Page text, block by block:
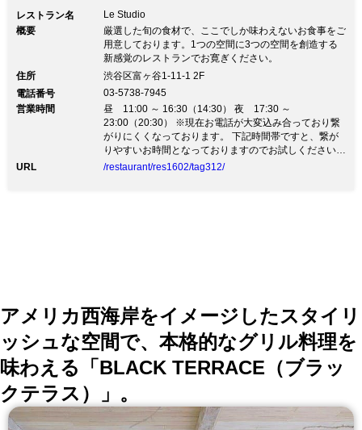
はお持ち帰りが出来ませんので予めご了
承下さい。 【プリフィクスランチ＆ホ
ールケーキ付】 全国各地から四季に合
わせた、国産ブランドを厳選しており、
稀少食材から女性に人気のヘルシー料理
も取り揃えております。産地にこだわっ
た、旬野菜や魚介も使用し、色鮮やかに
仕上げます。
レストラン名
Le Studio
概要
厳選した旬の食材で、ここでしか味わえないお食事をご
用意しております。1つの空間に3つの空間を創造する
新感覚のレストランでお寛ぎください。
住所
渋谷区富ヶ谷1-11-1 2F
電話番号
03-5738-7945
営業時間
昼 11:00 ～ 16:30（14:30） 夜 17:30 ～
23:00（20:30） ※現在お電話が大変込み合っており繋
がりにくくなっております。 下記時間帯ですと、繋が
りやすいお時間となっておりますのでお試しくださいま
せ。 ■繋がりやすい時間帯：9：00～11：00 又は
URL /restaurant/res1602/tag312/
アメリカ西海岸をイメージしたスタイリ
ッシュな空間で、本格的なグリル料理を
味わえる「BLACK TERRACE（ブラッ
クテラス）」。